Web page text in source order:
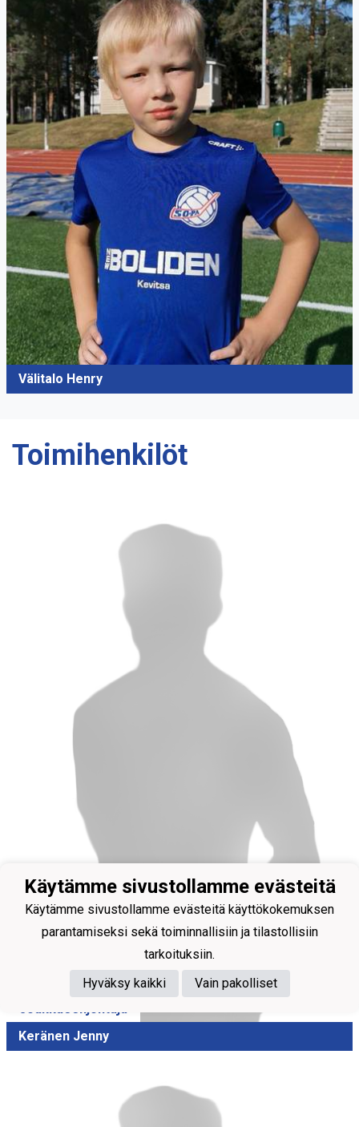
Välitalo Henry
Toimihenkilöt
Joukkueenjohtaja
Keränen Jenny
Käytämme sivustollamme evästeitä
Käytämme sivustollamme evästeitä käyttökokemuksen
parantamiseksi sekä toiminnallisiin ja tilastollisiin
tarkoituksiin.
Hyväksy kaikki
Vain pakolliset